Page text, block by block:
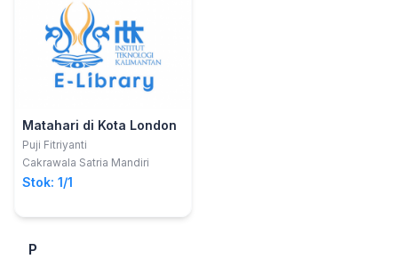
Matahari di Kota London
Puji Fitriyanti
Cakrawala Satria Mandiri
Stok: 1/1
P